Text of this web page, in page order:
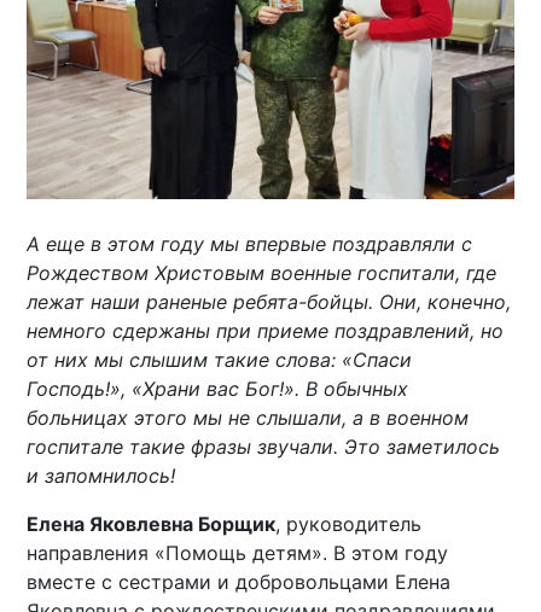
А еще в этом году мы впервые поздравляли с
Рождеством Христовым военные госпитали, где
лежат наши раненые ребята-бойцы. Они, конечно,
немного сдержаны при приеме поздравлений, но
от них мы слышим такие слова: «Спаси
Господь!», «Храни вас Бог!». В обычных
больницах этого мы не слышали, а в военном
госпитале такие фразы звучали. Это заметилось
и запомнилось!
Елена Яковлевна Борщик, руководитель
направления «Помощь детям». В этом году
вместе с сестрами и добровольцами Елена